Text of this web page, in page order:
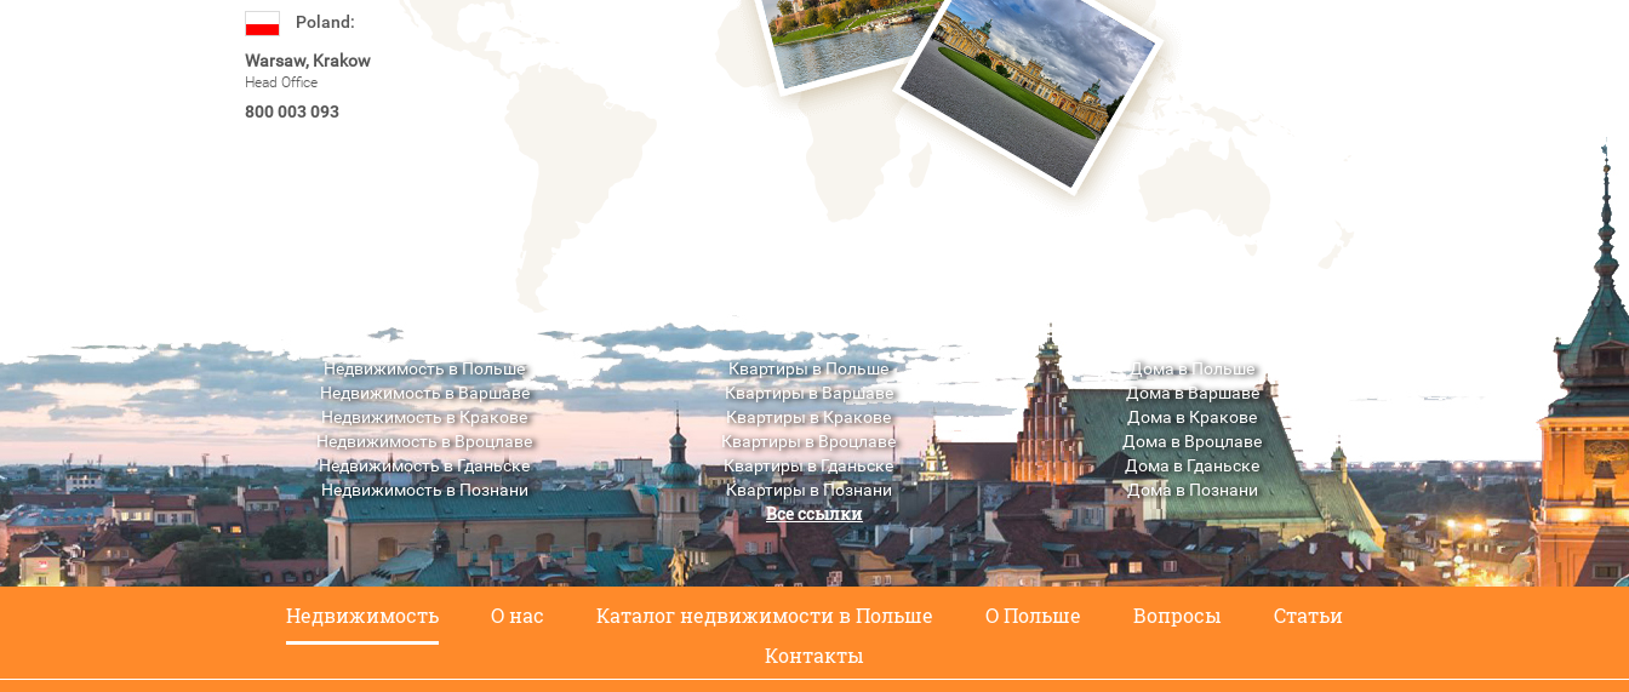
Poland:
Warsaw, Krakow
Head Office
800 003 093
Недвижимость в Польше
Недвижимость в Варшаве
Недвижимость в Кракове
Недвижимость в Вроцлаве
Недвижимость в Гданьске
Недвижимость в Познани
Недвижимость в Люблине
Квартиры в Польше
Квартиры в Варшаве
Квартиры в Кракове
Квартиры в Вроцлаве
Квартиры в Гданьске
Квартиры в Познани
Квартиры в Люблине
Дома в Польше
Дома в Варшаве
Дома в Кракове
Дома в Вроцлаве
Дома в Гданьске
Дома в Познани
Дома в Люблине
Все ссылки
Недвижимость О нас Каталог недвижимости в Польше О Польше Вопросы
Статьи
Контакты